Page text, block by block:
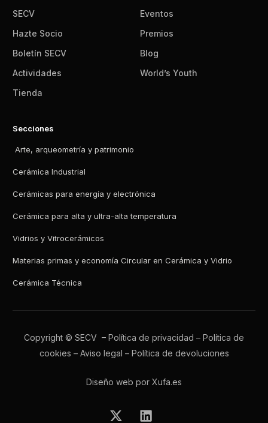
SECV
Hazte Socio
Boletín SECV
Actividades
Tienda
Eventos
Premios
Blog
World’s Youth
Secciones
Arte, arqueometría y patrimonio
Cerámica Industrial
Cerámicas para energía y electrónica
Cerámica para alta y ultra-alta temperatura
Vidrios y Vitrocerámicos
Materias primas y economía Circular en Cerámica y Vidrio
Cerámica Técnica
Copyright © SECV – Política de privacidad – Política de
cookies – Aviso legal – Política de devoluciones
Diseño web por Xufa.es